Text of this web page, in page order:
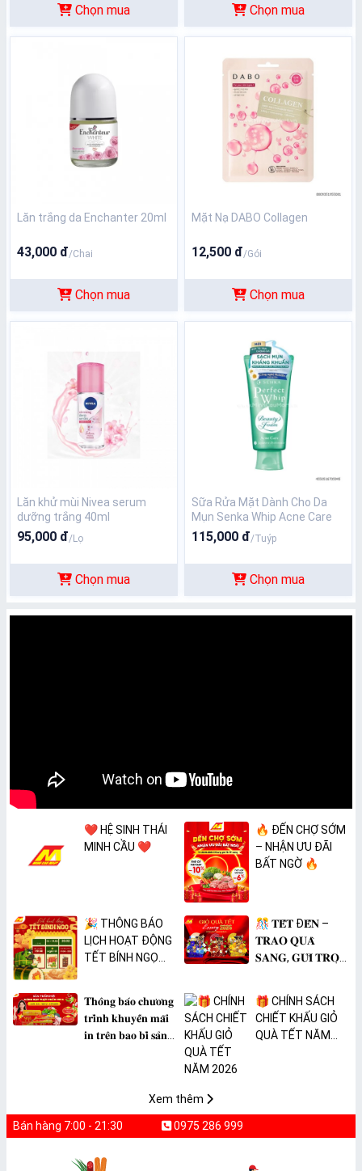
Chọn mua Chọn mua
Lăn trắng da Enchanter 20ml
43,000 đ/Chai
Chọn mua
Mặt Nạ DABO Collagen
12,500 đ/Gói
Chọn mua
Lăn khử mùi Nivea serum
dưỡng trắng 40ml
95,000 đ/Lọ
Chọn mua
Sữa Rửa Mặt Dành Cho Da
Mụn Senka Whip Acne Care
100G
115,000 đ/Tuýp
Chọn mua
❤️ HỆ SINH THÁI
MINH CẦU ❤️
🔥 ĐẾN CHỢ SỚM
– NHẬN ƯU ĐÃI
BẤT NGỜ 🔥
🎉 THÔNG BÁO
LỊCH HOẠT ĐỘNG
TẾT BÍNH NGỌ
🎊 𝐓𝐄̂́𝐓 Đ𝐄̂́𝐍 –
𝐓𝐑𝐀𝐎 𝐐𝐔𝐀̀
𝐒𝐀𝐍𝐆, 𝐆𝐔̛̉𝐈 𝐓𝐑𝐎̣𝐍
𝐓𝐡𝐨̂𝐧𝐠 𝐛𝐚́𝐨 𝐜𝐡𝐮̛𝐨̛𝐧𝐠
𝐭𝐫𝐢̀𝐧𝐡 𝐤𝐡𝐮𝐲𝐞̂́𝐧 𝐦𝐚̃𝐢
𝐢𝐧 𝐭𝐫𝐞̂𝐧 𝐛𝐚𝐨 𝐛𝐢̀ 𝐬𝐚̉𝐧
🎁 CHÍNH SÁCH
CHIẾT KHẤU GIỎ
QUÀ TẾT NĂM
Xem thêm
Bán hàng 7:00 - 21:30 0975 286 999